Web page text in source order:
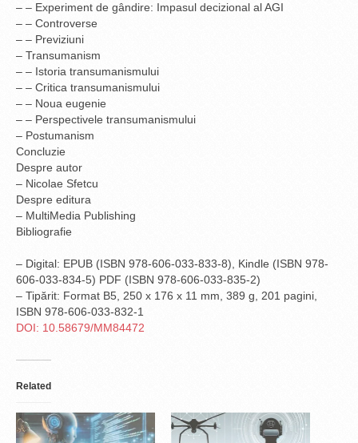
– – Experiment de gândire: Impasul decizional al AGI
– – Controverse
– – Previziuni
– Transumanism
– – Istoria transumanismului
– – Critica transumanismului
– – Noua eugenie
– – Perspectivele transumanismului
– Postumanism
Concluzie
Despre autor
– Nicolae Sfetcu
Despre editura
– MultiMedia Publishing
Bibliografie
– Digital: EPUB (ISBN 978-606-033-833-8), Kindle (ISBN 978-
606-033-834-5) PDF (ISBN 978-606-033-835-2)
– Tipărit: Format B5, 250 x 176 x 11 mm, 389 g, 201 pagini,
ISBN 978-606-033-832-1
DOI: 10.58679/MM84472
Related